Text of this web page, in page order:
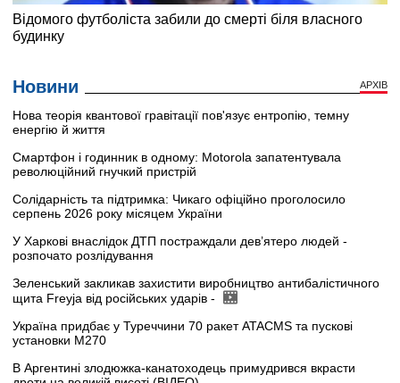
Новини АРХІВ
Нова теорія квантової гравітації пов'язує ентропію, темну
енергію й життя
Смартфон і годинник в одному: Motorola запатентувала
революційний гнучкий пристрій
Солідарність та підтримка: Чикаго офіційно проголосило
серпень 2026 року місяцем України
У Харкові внаслідок ДТП постраждали дев’ятеро людей -
розпочато розлідування
Зеленський закликав захистити виробництво антибалістичного
щита Freyja від російських ударів -
Україна придбає у Туреччини 70 ракет ATACMS та пускові
установки M270
В Аргентині злодюжка-канатоходець примудрився вкрасти